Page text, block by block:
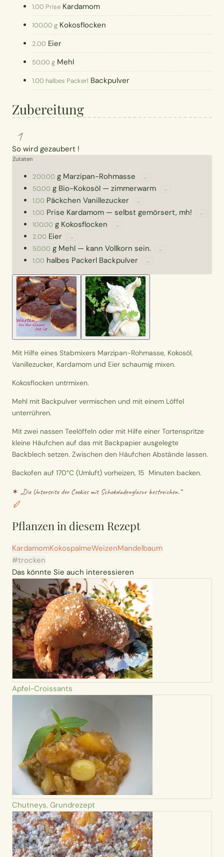
1.00 Prise Kardamom
100.00 g Kokosflocken
2.00 Eier
50.00 g Mehl
1.00 halbes Packerl Backpulver
Zubereitung
1
So wird gezaubert !
Zutaten
200.00 g Marzipan-Rohmasse ↔
50.00 g Bio-Kokosöl — zimmerwarm ↔
1.00 Päckchen Vanillezucker ↔
1.00 Prise Kardamom — selbst gemörsert, mh! ↔
100.00 g Kokosflocken ↔
2.00 Eier ↔
50.00 g Mehl — kann Vollkorn sein. ↔
1.00 halbes Packerl Backpulver ↔
Mit Hilfe eines Stabmixers Marzipan-Rohmasse, Kokosöl,
Vanillezucker, Kardamom und Eier schaumig mixen.
Kokosflocken untrmixen.
Mehl mit Backpulver vermischen und mit einem Löffel
unterrühren.
Mit zwei nassen Teelöffeln oder mit Hilfe einer Tortenspritze
kleine Häufchen auf das mit Backpapier ausgelegte
Backblech setzen. Zwischen den Häufchen Abstände lassen.
Backofen auf 170°C (Umluft) vorheizen, 15 Minuten backen.
✶ „Die Unterseite der Cookies mit Schokoladenglasur bestreichen.“
Pflanzen in diesem Rezept
KardamomKokospalmeWeizenMandelbaum
#trocken
Das könnte Sie auch interessieren
Apfel-Croissants
Chutneys, Grundrezept